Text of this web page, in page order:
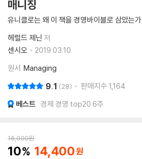
매니징
유니클로는 왜 이 책을 경영바이블로 삼았는가
헤럴드 제닌 저
센시오
2019.03.10.
원서 Managing
9.1 28 판매지수 1,164
베스트 경제 경영 top20 6주
16,000원
10 14,400